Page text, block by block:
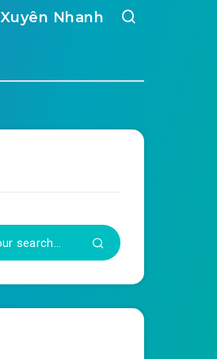
Xuyên Nhanh